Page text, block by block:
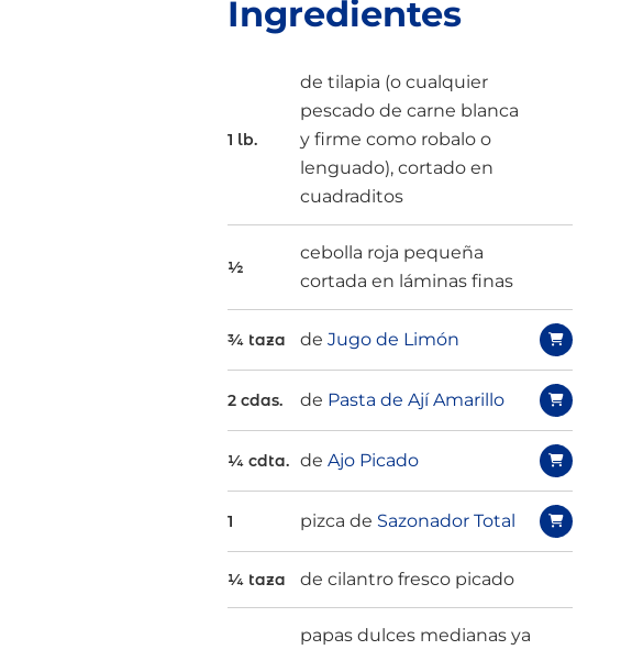
Ingredientes
1 lb.
de tilapia (o cualquier
pescado de carne blanca
y firme como robalo o
lenguado), cortado en
cuadraditos
½
cebolla roja pequeña
cortada en láminas finas
¾ taza deJugo de Limón
2 cdas. de Pasta de Ají Amarillo
¼ cdta. deAjo Picado
1 pizca de Sazonador Total
¼ taza de cilantro fresco picado
papas dulces medianas ya